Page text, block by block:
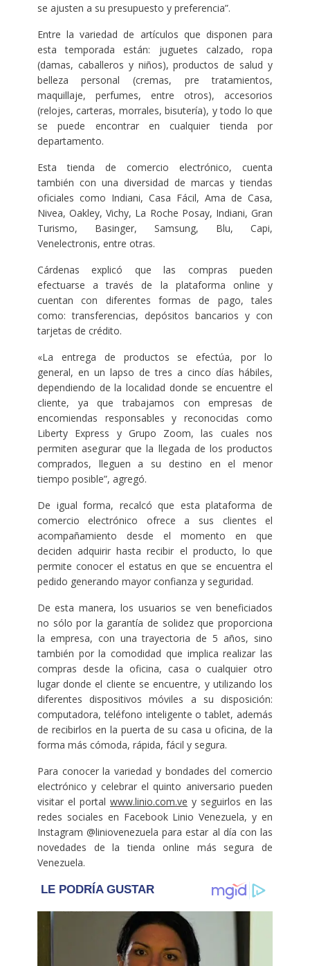
se ajusten a su presupuesto y preferencia”.
Entre la variedad de artículos que disponen para
esta temporada están: juguetes calzado, ropa
(damas, caballeros y niños), productos de salud y
belleza personal (cremas, pre tratamientos,
maquillaje, perfumes, entre otros), accesorios
(relojes, carteras, morrales, bisutería), y todo lo que
se puede encontrar en cualquier tienda por
departamento.
Esta tienda de comercio electrónico, cuenta
también con una diversidad de marcas y tiendas
oficiales como Indiani, Casa Fácil, Ama de Casa,
Nivea, Oakley, Vichy, La Roche Posay, Indiani, Gran
Turismo, Basinger, Samsung, Blu, Capi,
Venelectronis, entre otras.
Cárdenas explicó que las compras pueden
efectuarse a través de la plataforma online y
cuentan con diferentes formas de pago, tales
como: transferencias, depósitos bancarios y con
tarjetas de crédito.
«La entrega de productos se efectúa, por lo
general, en un lapso de tres a cinco días hábiles,
dependiendo de la localidad donde se encuentre el
cliente, ya que trabajamos con empresas de
encomiendas responsables y reconocidas como
Liberty Express y Grupo Zoom, las cuales nos
permiten asegurar que la llegada de los productos
comprados, lleguen a su destino en el menor
tiempo posible”, agregó.
De igual forma, recalcó que esta plataforma de
comercio electrónico ofrece a sus clientes el
acompañamiento desde el momento en que
deciden adquirir hasta recibir el producto, lo que
permite conocer el estatus en que se encuentra el
pedido generando mayor confianza y seguridad.
De esta manera, los usuarios se ven beneficiados
no sólo por la garantía de solidez que proporciona
la empresa, con una trayectoria de 5 años, sino
también por la comodidad que implica realizar las
compras desde la oficina, casa o cualquier otro
lugar donde el cliente se encuentre, y utilizando los
diferentes dispositivos móviles a su disposición:
computadora, teléfono inteligente o tablet, además
de recibirlos en la puerta de su casa u oficina, de la
forma más cómoda, rápida, fácil y segura.
Para conocer la variedad y bondades del comercio
electrónico y celebrar el quinto aniversario pueden
visitar el portal www.linio.com.ve y seguirlos en las
redes sociales en Facebook Linio Venezuela, y en
Instagram @liniovenezuela para estar al día con las
novedades de la tienda online más segura de
Venezuela.